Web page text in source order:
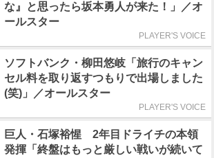
な』と思ったら坂本勇人が来た！」／オ
ールスター
PLAYER'S VOICE
ソフトバンク・柳田悠岐「旅行のキャン
セル料を取り返すつもりで出場しました
(笑)」／オールスター
PLAYER'S VOICE
巨人・石塚裕惺 2年目ドライチの本領
発揮「終盤はもっと厳しい戦いが続いて